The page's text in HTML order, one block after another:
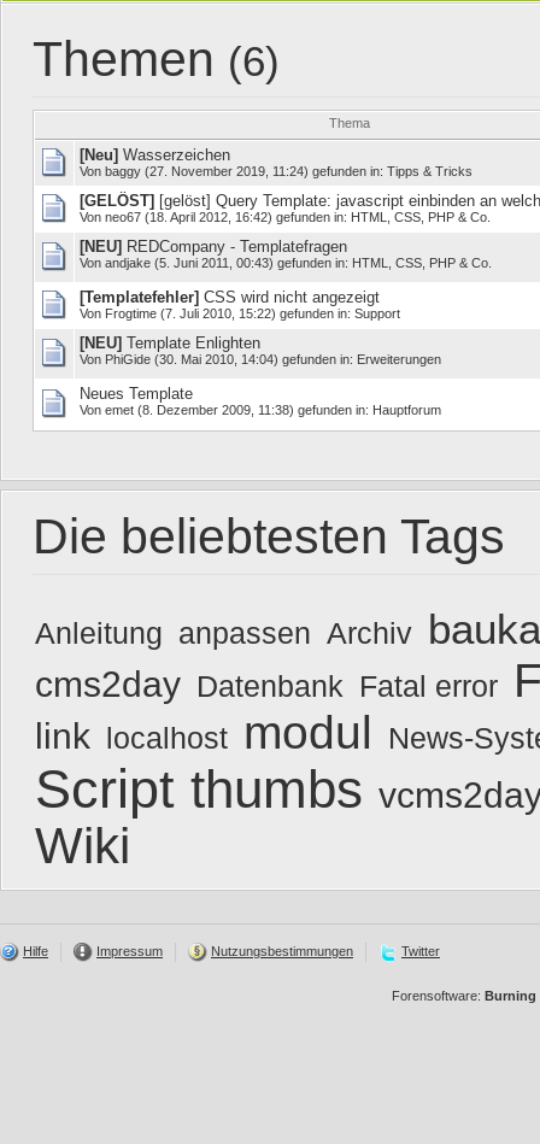
Themen (6)
Thema
[Neu] Wasserzeichen
Von baggy (27. November 2019, 11:24) gefunden in: Tipps & Tricks
[GELÖST] [gelöst] Query Template: javascript einbinden an
Von neo67 (18. April 2012, 16:42) gefunden in: HTML, CSS, PHP & Co.
[NEU] REDCompany - Templatefragen
Von andjake (5. Juni 2011, 00:43) gefunden in: HTML, CSS, PHP & Co.
[Templatefehler] CSS wird nicht angezeigt
Von Frogtime (7. Juli 2010, 15:22) gefunden in: Support
[NEU] Template Enlighten
Von PhiGide (30. Mai 2010, 14:04) gefunden in: Erweiterungen
Neues Template
Von emet (8. Dezember 2009, 11:38) gefunden in: Hauptforum
Die beliebtesten Tags
Anleitung anpassen Archiv
cms2day Datenbank Fatal error
link localhost modul News-
Script thumbs
Wiki
Hilfe Impressum Nutzungsbestimmungen Twitter
Forensoftware: Burning